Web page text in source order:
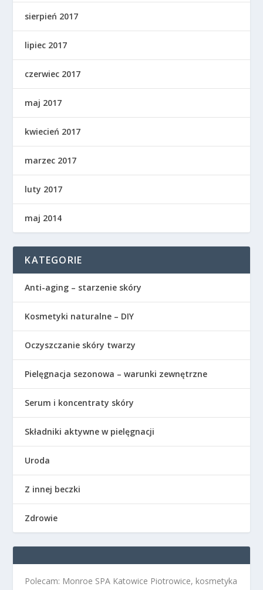
sierpień 2017
lipiec 2017
czerwiec 2017
maj 2017
kwiecień 2017
marzec 2017
luty 2017
maj 2014
KATEGORIE
Anti-aging – starzenie skóry
Kosmetyki naturalne – DIY
Oczyszczanie skóry twarzy
Pielęgnacja sezonowa – warunki zewnętrzne
Serum i koncentraty skóry
Składniki aktywne w pielęgnacji
Uroda
Z innej beczki
Zdrowie
Polecam: Monroe SPA Katowice Piotrowice, kosmetyka